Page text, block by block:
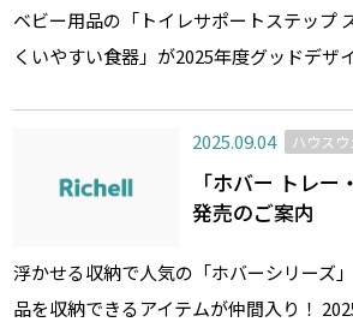
ベビー用品の「トイレサポートステップ
くいやすい食器」が2025年度グッドデザ
2025.09.04 ハウス
「ホバー トレー
発売のご案内
浮かせる収納で人気の「ホバーシリーズ
品を収納できるアイテムが仲間入り！